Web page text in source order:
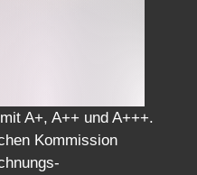
A+, A++ und A+++.
Kommission